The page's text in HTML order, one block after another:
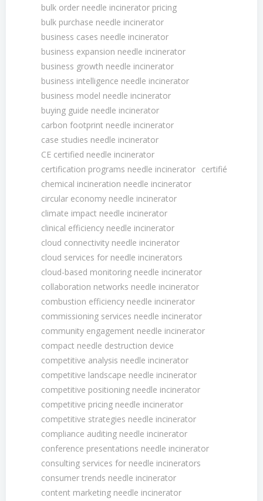
bulk order needle incinerator pricing
bulk purchase needle incinerator
business cases needle incinerator
business expansion needle incinerator
business growth needle incinerator
business intelligence needle incinerator
business model needle incinerator
buying guide needle incinerator
carbon footprint needle incinerator
case studies needle incinerator
CE certified needle incinerator
certification programs needle incinerator certifié
chemical incineration needle incinerator
circular economy needle incinerator
climate impact needle incinerator
clinical efficiency needle incinerator
cloud connectivity needle incinerator
cloud services for needle incinerators
cloud-based monitoring needle incinerator
collaboration networks needle incinerator
combustion efficiency needle incinerator
commissioning services needle incinerator
community engagement needle incinerator
compact needle destruction device
competitive analysis needle incinerator
competitive landscape needle incinerator
competitive positioning needle incinerator
competitive pricing needle incinerator
competitive strategies needle incinerator
compliance auditing needle incinerator
conference presentations needle incinerator
consulting services for needle incinerators
consumer trends needle incinerator
content marketing needle incinerator